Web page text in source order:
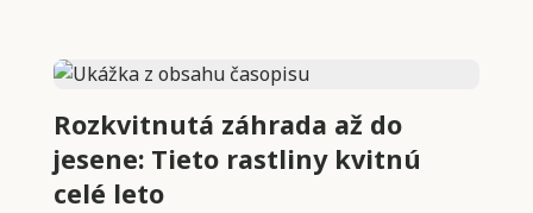
Rozkvitnutá záhrada až do
jesene: Tieto rastliny kvitnú
celé leto